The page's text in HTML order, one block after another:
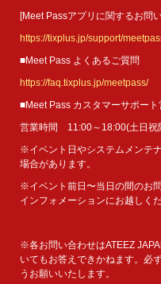
[Meet Passアプリに関するお問
https://tixplus.jp/support/
■Meet Pass よくあるご質問
https://faq.tixplus.jp/meetpass/
■Meet Pass カスタマーサポート
営業時間 11:00～18:00(土日祝
※イベント日やシステムメンテ
場合があります。
※イベント前日〜当日の間のお
インフォメーションにお越しく
※各お問い合わせはATEEZ
いてもお答えできかねます。必
うお願いいたします。